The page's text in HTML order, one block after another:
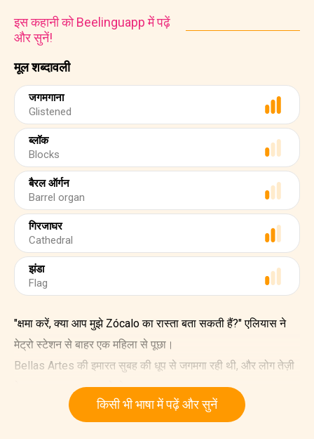
मूल शब्दावली
जगमगाना
Glistened
ब्लॉक
Blocks
बैरल ऑर्गन
Barrel organ
गिरजाघर
Cathedral
झंडा
Flag
इस कहानी को Beelinguapp में पढ़ें
और सुनें!
"क्षमा करें, क्या आप मुझे Zócalo का रास्ता बता सकती हैं?" एलियास ने
मेट्रो स्टेशन से बाहर एक महिला से पूछा।
Bellas Artes की इमारत सुबह की धूप से जगमगा रही थी, और लोग तेज़ी
के साथ सड़क पर चल रहे थे।
"हैलो! लड़की ने जवाब दिया। "वो कोने पर इमारत नज़र आ रही है? वो
किसी भी भाषा में पढ़ें और सुनें